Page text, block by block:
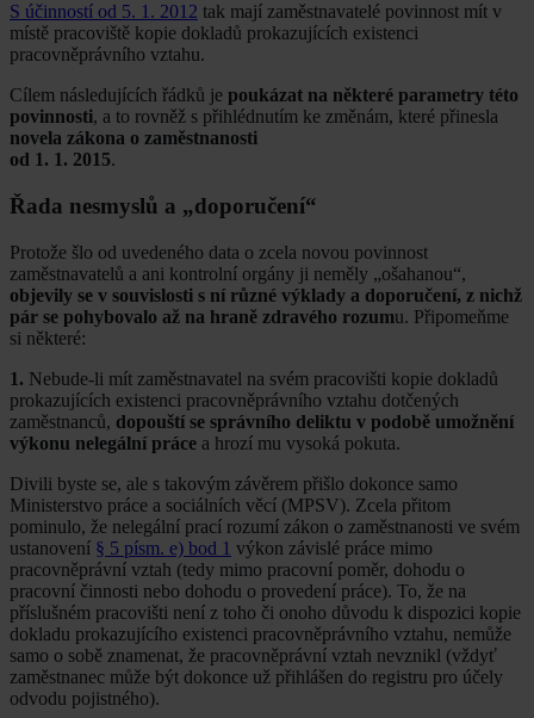
S účinností od 5. 1. 2012 tak mají zaměstnavatelé povinnost mít v
místě pracoviště kopie dokladů prokazujících existenci
pracovněprávního vztahu.
Cílem následujících řádků je poukázat na některé parametry této
povinnosti, a to rovněž s přihlédnutím ke změnám, které přinesla
novela zákona o zaměstnanosti
od 1. 1. 2015.
Řada nesmyslů a „doporučení“
Protože šlo od uvedeného data o zcela novou povinnost
zaměstnavatelů a ani kontrolní orgány ji neměly „ošahanou“,
objevily se v souvislosti s ní různé výklady a doporučení, z nichž
pár se pohybovalo až na hraně zdravého rozumu. Připomeňme
si některé:
1. Nebude-li mít zaměstnavatel na svém pracovišti kopie dokladů
prokazujících existenci pracovněprávního vztahu dotčených
zaměstnanců, dopouští se správního deliktu v podobě umožnění
výkonu nelegální práce a hrozí mu vysoká pokuta.
Divili byste se, ale s takovým závěrem přišlo dokonce samo
Ministerstvo práce a sociálních věcí (MPSV). Zcela přitom
pominulo, že nelegální prací rozumí zákon o zaměstnanosti ve svém
ustanovení § 5 písm. e) bod 1 výkon závislé práce mimo
pracovněprávní vztah (tedy mimo pracovní poměr, dohodu o
pracovní činnosti nebo dohodu o provedení práce). To, že na
příslušném pracovišti není z toho či onoho důvodu k dispozici kopie
dokladu prokazujícího existenci pracovněprávního vztahu, nemůže
samo o sobě znamenat, že pracovněprávní vztah nevznikl (vždyť
zaměstnanec může být dokonce už přihlášen do registru pro účely
odvodu pojistného).